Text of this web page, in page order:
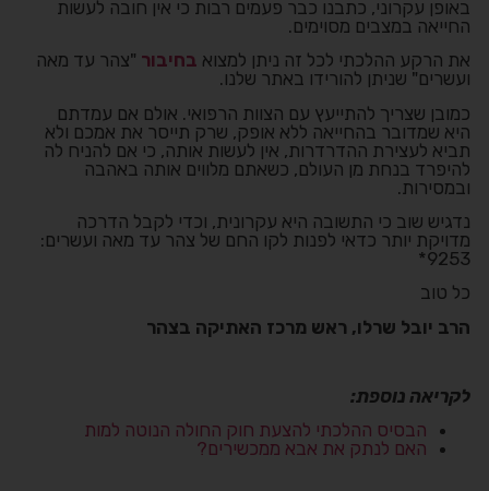
באופן עקרוני, כתבנו כבר פעמים רבות כי אין חובה לעשות
החייאה במצבים מסוימים.
את הרקע ההלכתי לכל זה ניתן למצוא בחיבור "צהר עד מאה
ועשרים" שניתן להורידו באתר שלנו.
כמובן שצריך להתייעץ עם הצוות הרפואי. אולם אם עמדתם
היא שמדובר בהחייאה ללא אופק, שרק תייסר את אמכם ולא
תביא לעצירת ההדרדרות, אין לעשות אותה, כי אם להניח לה
להיפרד בנחת מן העולם, כשאתם מלווים אותה באהבה
ובמסירות.
נדגיש שוב כי התשובה היא עקרונית, וכדי לקבל הדרכה
מדויקת יותר כדאי לפנות לקו החם של צהר עד מאה ועשרים:
9253*
כל טוב
הרב יובל שרלו, ראש מרכז האתיקה בצהר
לקריאה נוספת:
הבסיס ההלכתי להצעת חוק החולה הנוטה למות
האם לנתק את אבא ממכשירים?